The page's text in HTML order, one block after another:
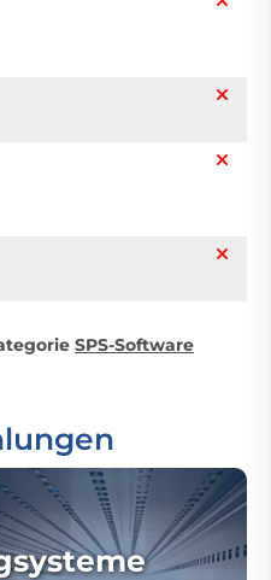
SPS-Software